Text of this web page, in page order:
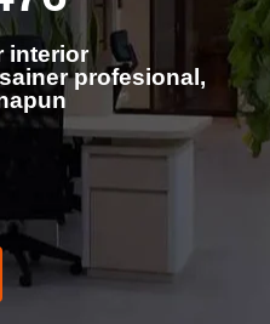
interior
profesional,